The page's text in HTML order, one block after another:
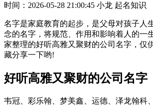
时间： 2026-05-28 21:00:45 小龙 起名知识
名字是家庭教育的起步，是父母对孩子人
念的名字，将规范、作用和影响着人的一
家整理的好听高雅又聚财的公司名字，仅
藏分享一下哟!
好听高雅又聚财的公司名字
韦冠、彩乐翰、梦美鑫、运德、泽龙翰科